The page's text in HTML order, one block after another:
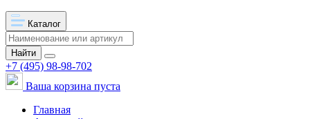
Каталог
Найти
+7 (495) 98-98-702
Ваша корзина пуста
Главная